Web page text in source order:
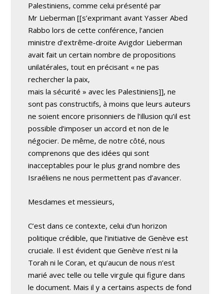
Palestiniens, comme celui présenté par
Mr Lieberman [[s’exprimant avant Yasser Abed
Rabbo lors de cette conférence, l’ancien
ministre d’extrême-droite Avigdor Lieberman
avait fait un certain nombre de propositions
unilatérales, tout en précisant « ne pas
rechercher la paix,
mais la sécurité » avec les Palestiniens]], ne
sont pas constructifs, à moins que leurs auteurs
ne soient encore prisonniers de l’illusion qu’il est
possible d’imposer un accord et non de le
négocier. De même, de notre côté, nous
comprenons que des idées qui sont
inacceptables pour le plus grand nombre des
Israéliens ne nous permettent pas d’avancer.
Mesdames et messieurs,
C’est dans ce contexte, celui d’un horizon
politique crédible, que l’initiative de Genève est
cruciale. Il est évident que Genève n’est ni la
Torah ni le Coran, et qu’aucun de nous n’est
marié avec telle ou telle virgule qui figure dans
le document. Mais il y a certains aspects de fond